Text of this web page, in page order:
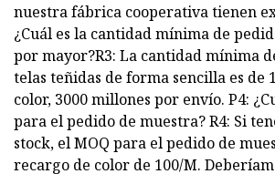
nuestra fábrica cooperativa tienen
¿Cuál es la cantidad mínima de
por mayor?R3: La cantidad mínima
telas teñidas de forma sencilla es de
color, 3000 millones por envío. P4:
para el pedido de muestra? R4: Si
stock, el MOQ para el pedido de
recargo de color de 100/M.